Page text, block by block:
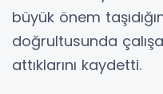
büyük önem
doğrultusunda
attıklarını kaydetti.